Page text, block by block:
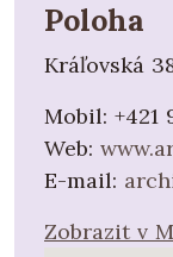
Poloha
Kráľovská
Mobil: +421
Web:
E-mail:
Zobrazit v